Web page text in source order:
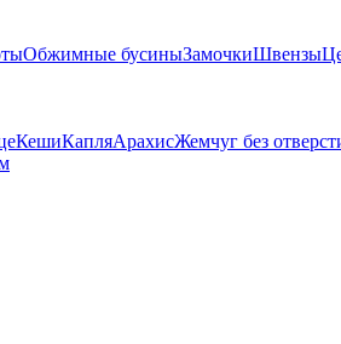
Обжимные бусиныЗамочкиШвензы
КешиКапляАрахисЖемчуг без